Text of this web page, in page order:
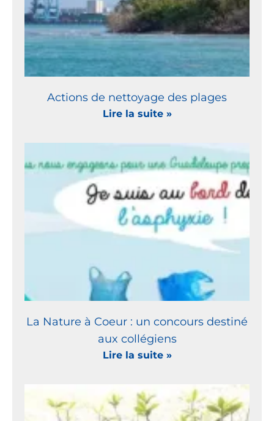
Actions de nettoyage des plages
Lire la suite »
La Nature à Coeur : un concours destiné
aux collégiens
Lire la suite »